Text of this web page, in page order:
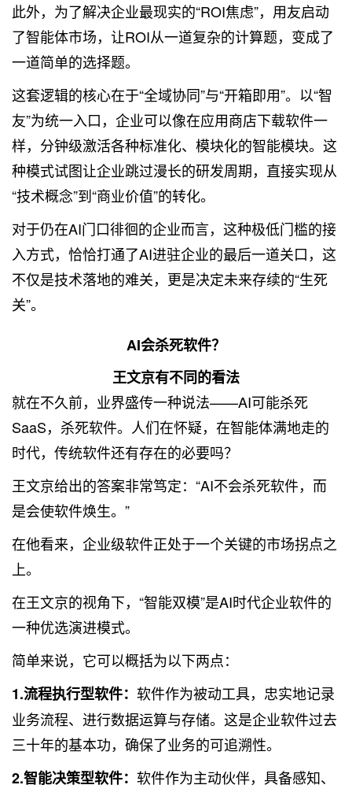
此外，为了解决企业最现实的“ROI焦虑”，用友启动
了智能体市场，让ROI从一道复杂的计算题，变成了
一道简单的选择题。
这套逻辑的核心在于“全域协同”与“开箱即用”。以“智
友”为统一入口，企业可以像在应用商店下载软件一
样，分钟级激活各种标准化、模块化的智能模块。这
种模式试图让企业跳过漫长的研发周期，直接实现从
“技术概念”到“商业价值”的转化。
对于仍在AI门口徘徊的企业而言，这种极低门槛的接
入方式，恰恰打通了AI进驻企业的最后一道关口，这
不仅是技术落地的难关，更是决定未来存续的“生死
关”。
AI会杀死软件？
王文京有不同的看法
就在不久前，业界盛传一种说法——AI可能杀死
SaaS，杀死软件。人们在怀疑，在智能体满地走的
时代，传统软件还有存在的必要吗？
王文京给出的答案非常笃定：“AI不会杀死软件，而
是会使软件焕生。”
在他看来，企业级软件正处于一个关键的市场拐点之
上。
在王文京的视角下，“智能双模”是AI时代企业软件的
一种优选演进模式。
简单来说，它可以概括为以下两点：
1.流程执行型软件： 软件作为被动工具，忠实地记录
业务流程、进行数据运算与存储。这是企业软件过去
三十年的基本功，确保了业务的可追溯性。
2.智能决策型软件： 软件作为主动伙伴，具备感知、